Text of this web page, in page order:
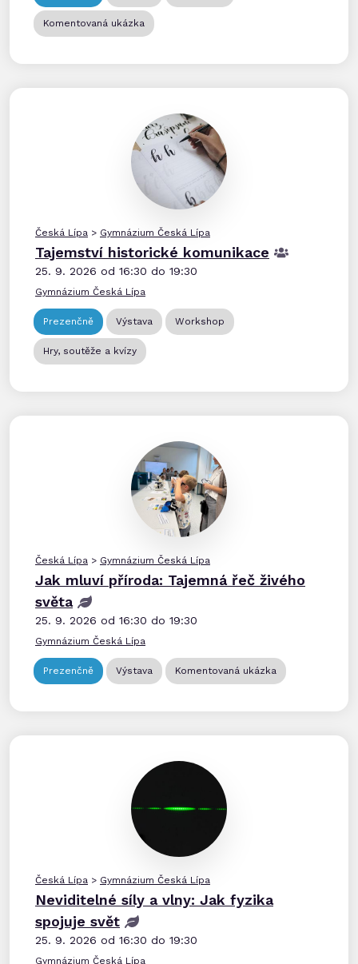
Komentovaná ukázka
Česká Lípa > Gymnázium Česká Lípa
Tajemství historické komunikace
25. 9. 2026 od 16:30 do 19:30
Gymnázium Česká Lípa
Prezenčně Výstava Workshop
Hry, soutěže a kvízy
Česká Lípa > Gymnázium Česká Lípa
Jak mluví příroda: Tajemná řeč živého
světa
25. 9. 2026 od 16:30 do 19:30
Gymnázium Česká Lípa
Prezenčně Výstava Komentovaná ukázka
Česká Lípa > Gymnázium Česká Lípa
Neviditelné síly a vlny: Jak fyzika
spojuje svět
25. 9. 2026 od 16:30 do 19:30
Gymnázium Česká Lípa